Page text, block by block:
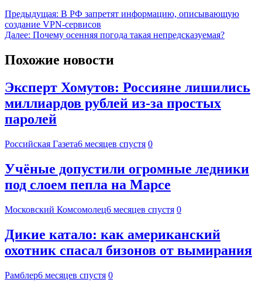
Предыдущая: В РФ запретят информацию, описывающую
создание VPN-сервисов
Далее: Почему осенняя погода такая непредсказуемая?
Похожие новости
Эксперт Хомутов: Россияне лишились
миллиардов рублей из-за простых
паролей
Российская Газета6 месяцев спустя 0
Учёные допустили огромные ледники
под слоем пепла на Марсе
Московский Комсомолец6 месяцев спустя 0
Дикие катало: как американский
охотник спасал бизонов от вымирания
Рамблер6 месяцев спустя 0